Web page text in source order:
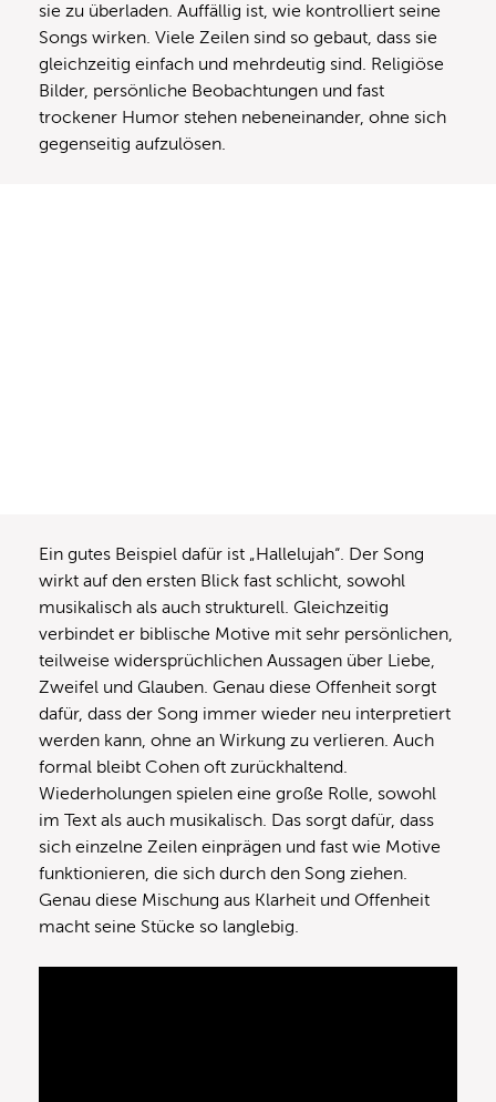
sie zu überladen. Auffällig ist, wie kontrolliert seine
Songs wirken. Viele Zeilen sind so gebaut, dass sie
gleichzeitig einfach und mehrdeutig sind. Religiöse
Bilder, persönliche Beobachtungen und fast
trockener Humor stehen nebeneinander, ohne sich
gegenseitig aufzulösen.
Ein gutes Beispiel dafür ist „Hallelujah“. Der Song
wirkt auf den ersten Blick fast schlicht, sowohl
musikalisch als auch strukturell. Gleichzeitig
verbindet er biblische Motive mit sehr persönlichen,
teilweise widersprüchlichen Aussagen über Liebe,
Zweifel und Glauben. Genau diese Offenheit sorgt
dafür, dass der Song immer wieder neu interpretiert
werden kann, ohne an Wirkung zu verlieren. Auch
formal bleibt Cohen oft zurückhaltend.
Wiederholungen spielen eine große Rolle, sowohl
im Text als auch musikalisch. Das sorgt dafür, dass
sich einzelne Zeilen einprägen und fast wie Motive
funktionieren, die sich durch den Song ziehen.
Genau diese Mischung aus Klarheit und Offenheit
macht seine Stücke so langlebig.